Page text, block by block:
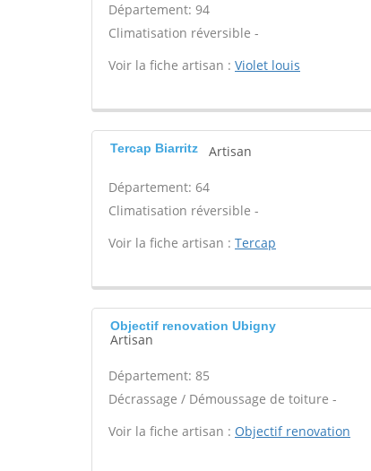
Département: 94
Climatisation réversible -
Voir la fiche artisan : Violet louis
Tercap Biarritz Artisan
Département: 64
Climatisation réversible -
Voir la fiche artisan : Tercap
Objectif renovation Ubigny
Artisan
Département: 85
Décrassage / Démoussage de toiture -
Voir la fiche artisan : Objectif renovation